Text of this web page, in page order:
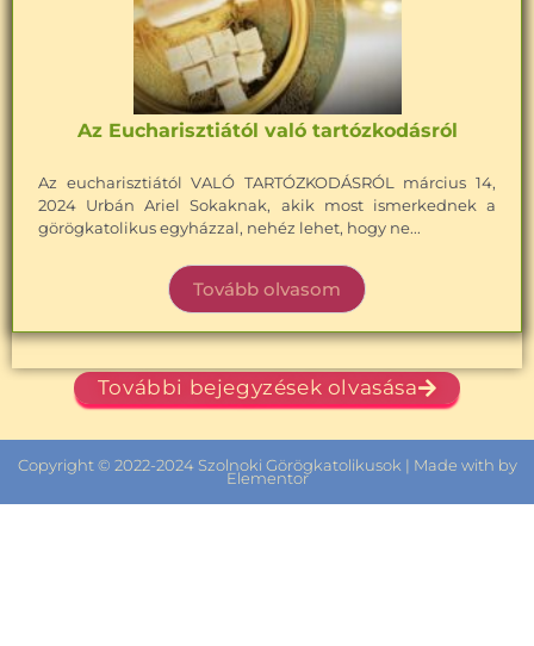
Az Eucharisztiától való tartózkodásról
Az eucharisztiától VALÓ TARTÓZKODÁSRÓL március 14,
2024 Urbán Ariel Sokaknak, akik most ismerkednek a
görögkatolikus egyházzal, nehéz lehet, hogy ne...
Tovább olvasom
További bejegyzések olvasása
Copyright © 2022-2024 Szolnoki Görögkatolikusok | Made with by
Elementor